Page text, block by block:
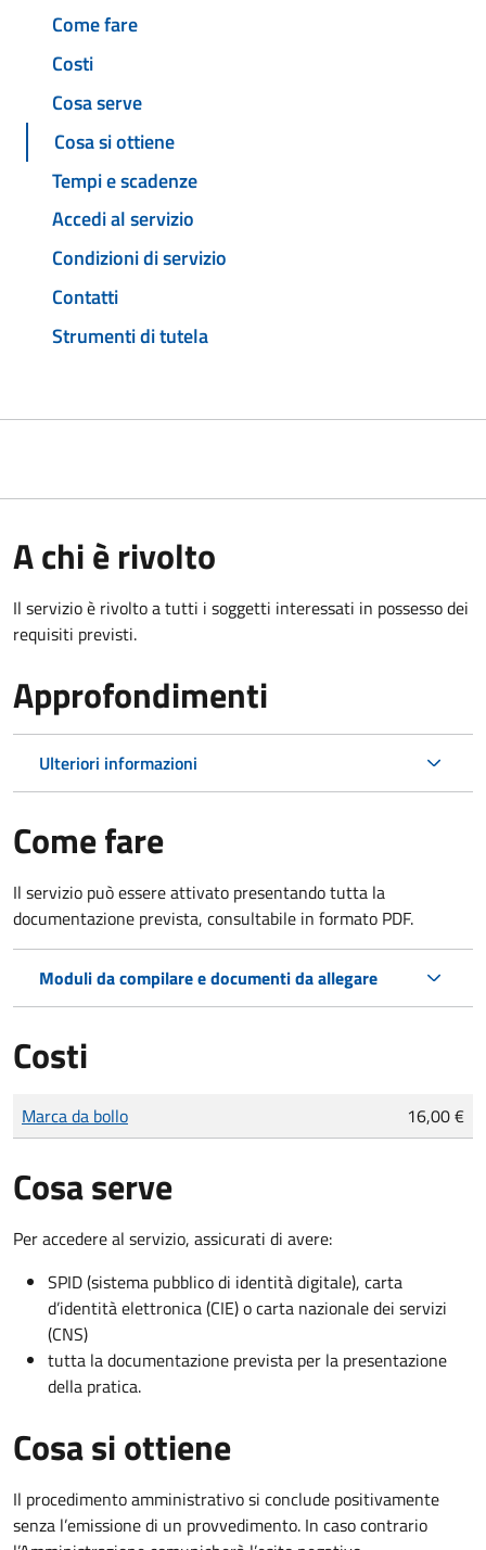
Come fare
Costi
Cosa serve
Cosa si ottiene
Tempi e scadenze
Accedi al servizio
Condizioni di servizio
Contatti
Strumenti di tutela
A chi è rivolto
Il servizio è rivolto a tutti i soggetti interessati in possesso dei
requisiti previsti.
Approfondimenti
Ulteriori informazioni
Come fare
Il servizio può essere attivato presentando tutta la
documentazione prevista, consultabile in formato PDF.
Moduli da compilare e documenti da allegare
Costi
Tipo di pagamento
Importo
Marca da bollo 16,00 €
Cosa serve
Per accedere al servizio, assicurati di avere:
SPID (sistema pubblico di identità digitale), carta
d’identità elettronica (CIE) o carta nazionale dei servizi
(CNS)
tutta la documentazione prevista per la presentazione
della pratica.
Cosa si ottiene
Il procedimento amministrativo si conclude positivamente
senza l’emissione di un provvedimento. In caso contrario